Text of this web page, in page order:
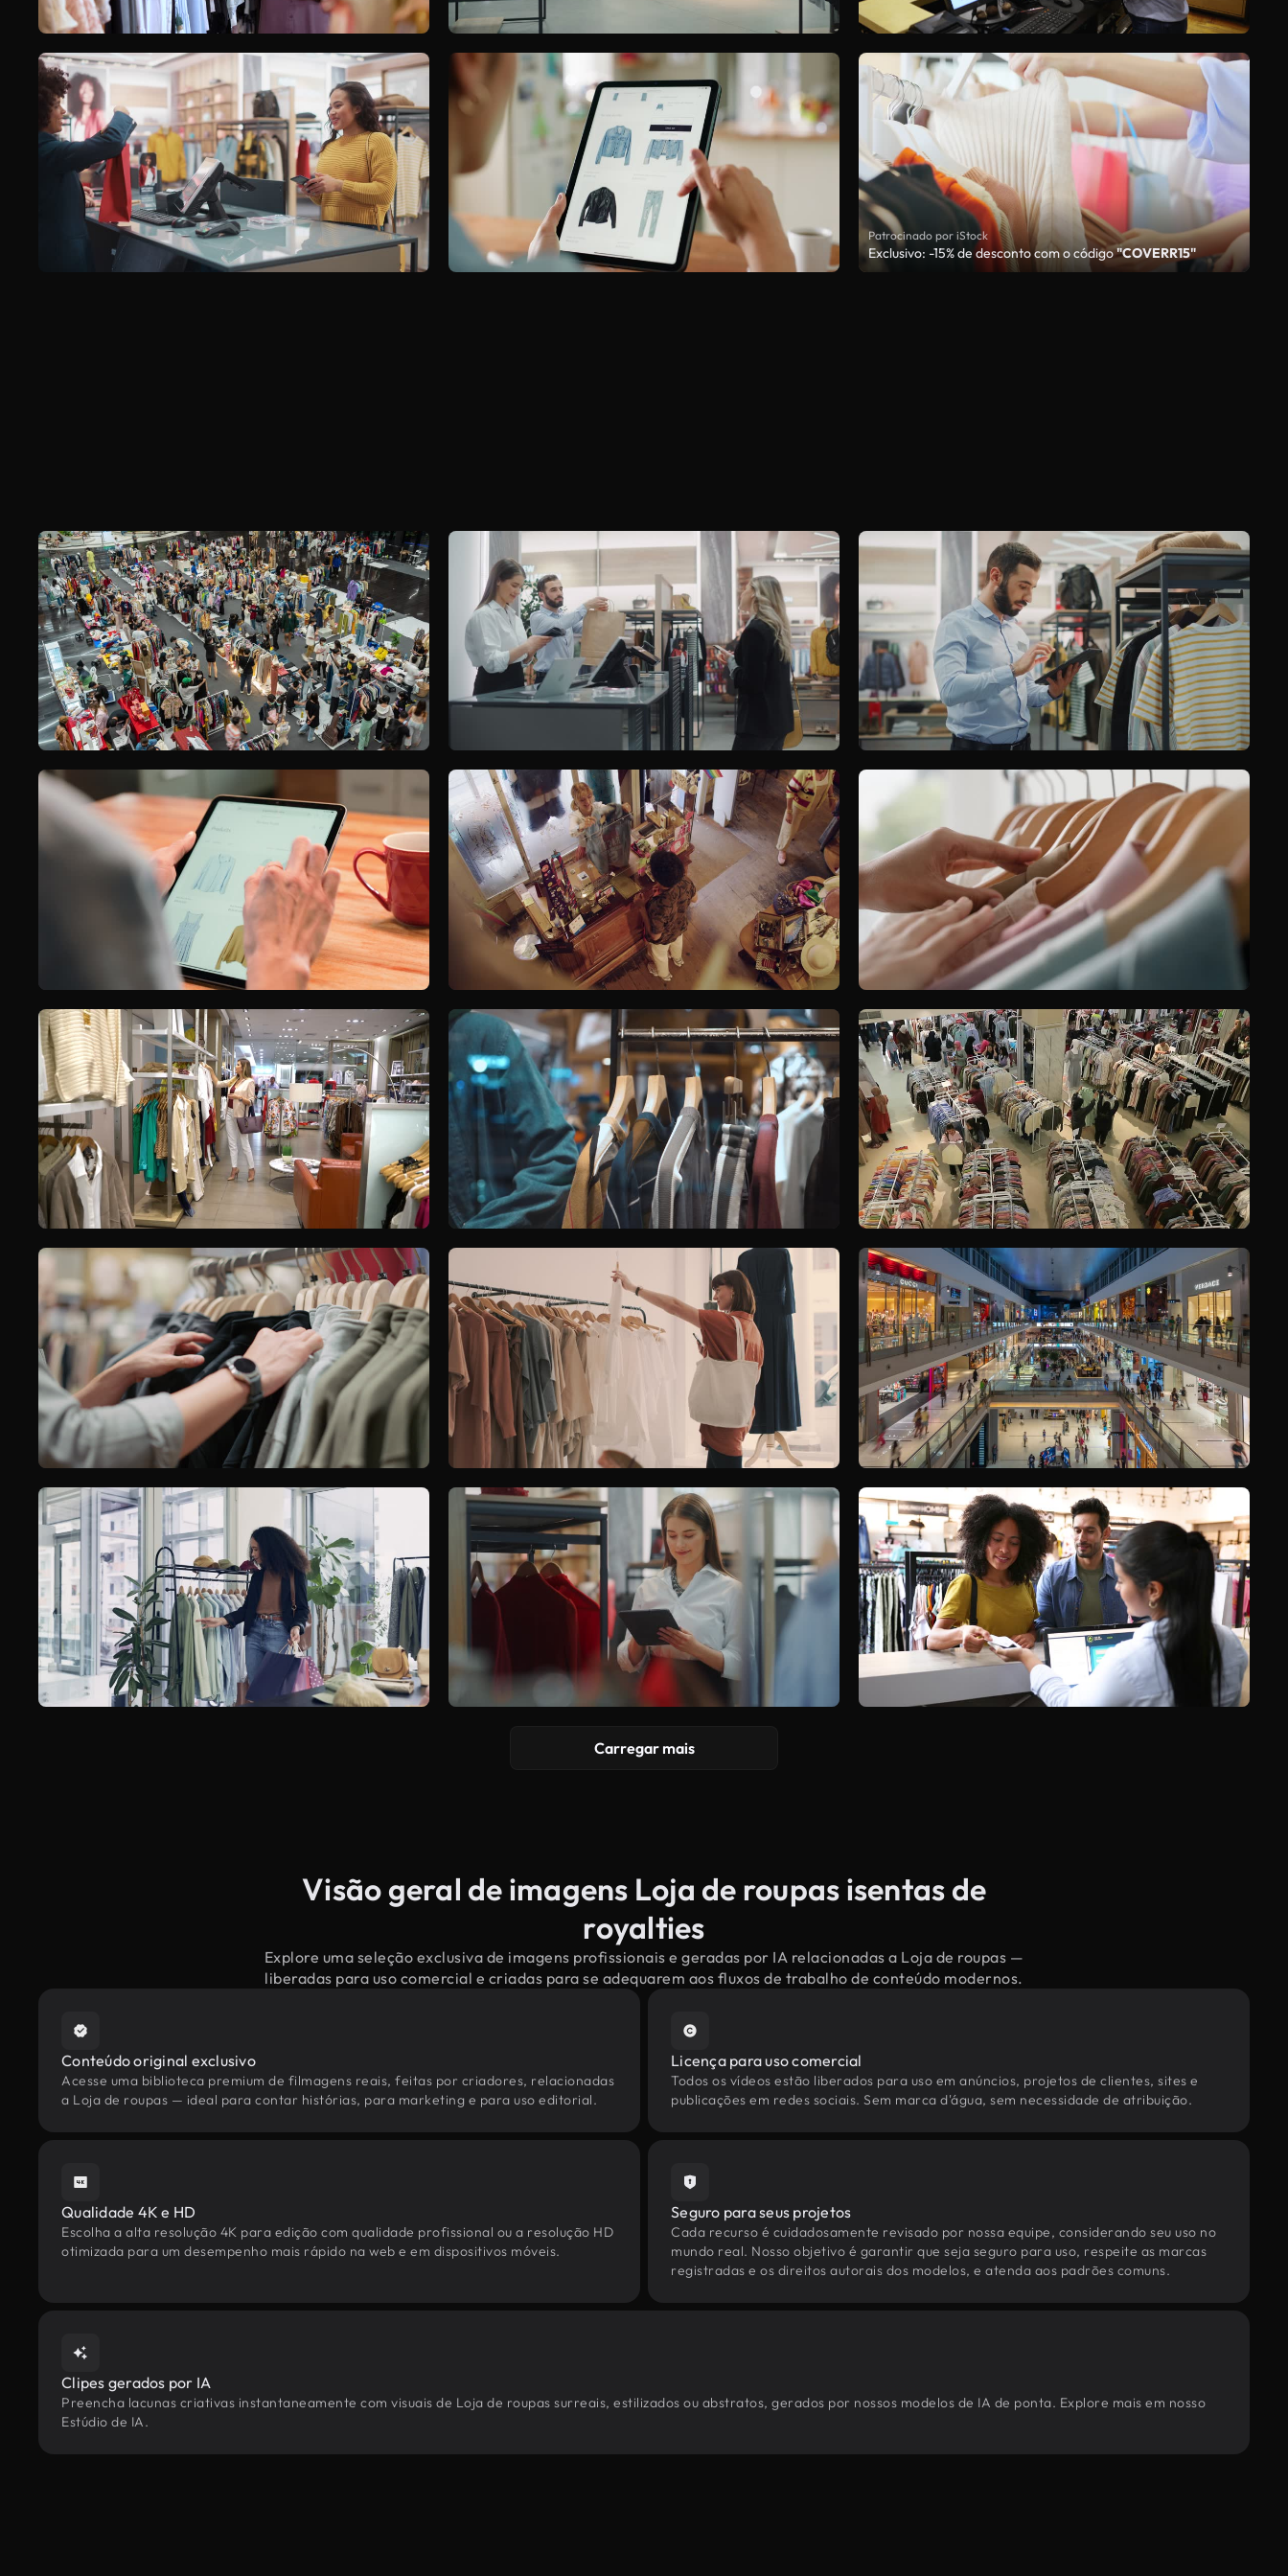
Patrocinado por iStock
Exclusivo: -15% de desconto com o código"COVERR15"
Carregar mais
Visão geral de imagens Loja de roupas isentas de
royalties
Explore uma seleção exclusiva de imagens profissionais e geradas por IA relacionadas a Loja de roupas —
liberadas para uso comercial e criadas para se adequarem aos fluxos de trabalho de conteúdo modernos.
Conteúdo original exclusivo
Acesse uma biblioteca premium de filmagens reais, feitas por criadores, relacionadas
a Loja de roupas — ideal para contar histórias, para marketing e para uso editorial.
Licença para uso comercial
Todos os vídeos estão liberados para uso em anúncios, projetos de clientes, sites e
publicações em redes sociais. Sem marca d'água, sem necessidade de atribuição.
Qualidade 4K e HD
Escolha a alta resolução 4K para edição com qualidade profissional ou a resolução HD
otimizada para um desempenho mais rápido na web e em dispositivos móveis.
Seguro para seus projetos
Cada recurso é cuidadosamente revisado por nossa equipe, considerando seu uso no
mundo real. Nosso objetivo é garantir que seja seguro para uso, respeite as marcas
registradas e os direitos autorais dos modelos, e atenda aos padrões comuns.
Clipes gerados por IA
Preencha lacunas criativas instantaneamente com visuais de Loja de roupas surreais, estilizados ou abstratos, gerados por nossos modelos de IA de ponta. Explore mais em nosso
Estúdio de IA.